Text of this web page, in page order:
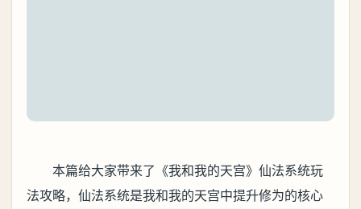
本篇给大家带来了《我和我的天宫》仙法系统玩
法攻略，仙法系统是我和我的天宫中提升修为的核心